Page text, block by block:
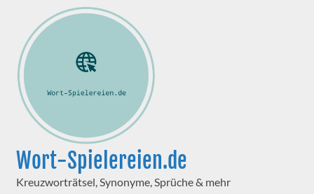
Wort-Spielereien.de
Kreuzworträtsel, Synonyme, Sprüche & mehr